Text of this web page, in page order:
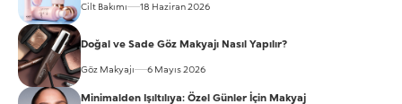
Cilt Bakımı 18 Haziran 2026
Doğal ve Sade Göz Makyajı Nasıl Yapılır?
Göz Makyajı 6 Mayıs 2026
Minimalden Işıltılıya: Özel Günler İçin Makyaj